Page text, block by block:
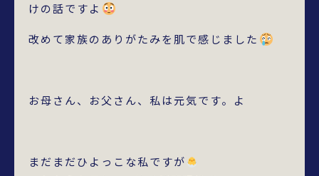
けの話ですよ
改めて家族のありがたみを肌で感じました
お母さん、お父さん、私は元気です。よ
まだまだひよっこな私ですが